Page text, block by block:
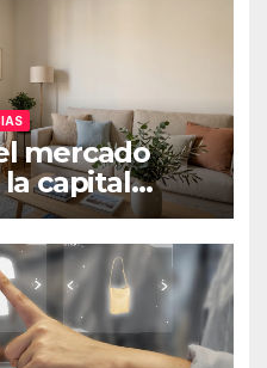
mercado
capital